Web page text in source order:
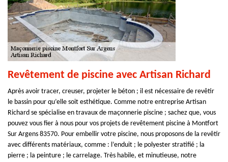
Revêtement de piscine avec Artisan Richard
Après avoir tracer, creuser, projeter le béton ; il est nécessaire de revêtir
le bassin pour qu’elle soit esthétique. Comme notre entreprise Artisan
Richard se spécialise en travaux de maçonnerie piscine ; sachez que, vous
pouvez vous fier à nous pour vos projets de revêtement piscine à Montfort
Sur Argens 83570. Pour embellir votre piscine, nous proposons de la revêtir
avec différents matériaux, comme : l’enduit ; le polyester stratifié ; la
pierre ; la peinture ; le carrelage. Très habile, et minutieuse, notre